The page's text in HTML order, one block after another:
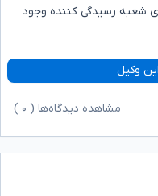
شعبه رسیدگی کننده وجود
وکیل
مشاهده دیدگاه‌ها ( ۰